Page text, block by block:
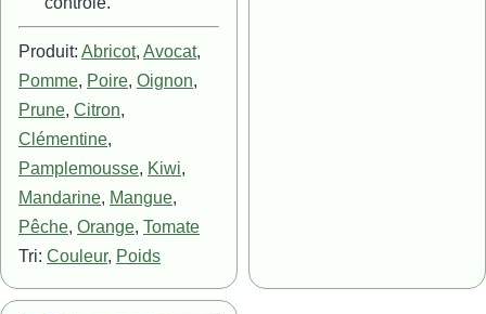
Produit: Abricot, Avocat,
Pomme, Poire, Oignon,
Prune, Citron,
Clémentine,
Pamplemousse, Kiwi,
Mandarine, Mangue,
Pêche, Orange, Tomate
Tri: Couleur, Poids